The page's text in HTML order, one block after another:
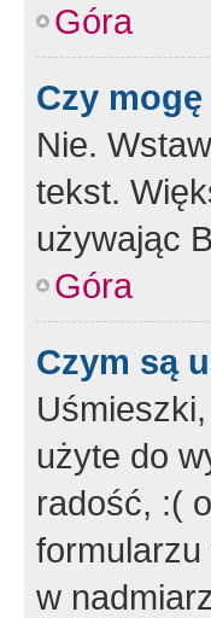
Góra
Czy
Nie.
tekst.
używając
Góra
Czym są
użyte do
radość, :(
formularzu
w